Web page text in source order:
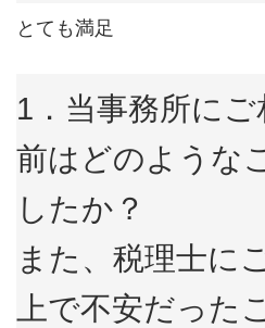
とても満足
1．当事務所にご
前はどのような
したか？
また、税理士に
上で不安だった